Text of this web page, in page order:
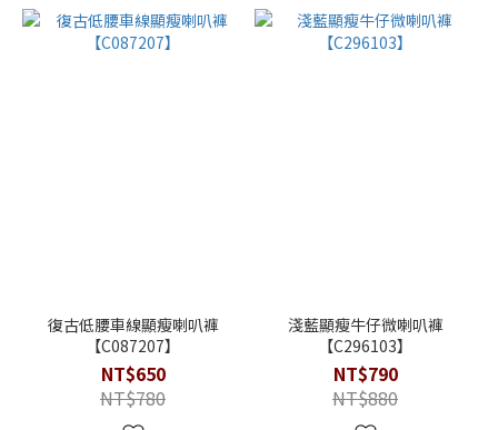
復古低腰車線顯瘦喇叭褲
【C087207】
NT$650
NT$780
淺藍顯瘦牛仔微喇叭褲
【C296103】
NT$790
NT$880